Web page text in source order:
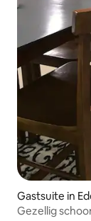
Gastsuite in
Gezellig